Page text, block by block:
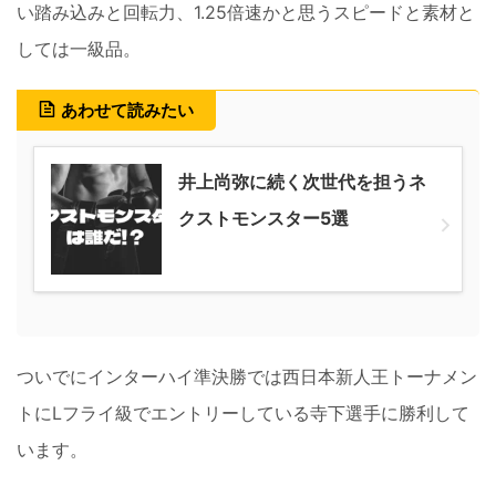
い踏み込みと回転力、1.25倍速かと思うスピードと素材と
しては一級品。
あわせて読みたい
井上尚弥に続く次世代を担うネ
クストモンスター5選
ついでにインターハイ準決勝では西日本新人王トーナメン
トにLフライ級でエントリーしている寺下選手に勝利して
います。